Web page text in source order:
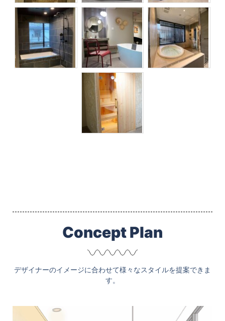
Concept Plan
デザイナーのイメージに合わせて様々なスタイルを提案できま
す。